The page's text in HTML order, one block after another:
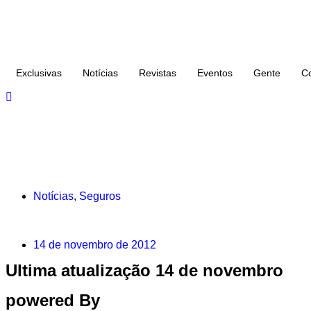
Exclusivas Notícias Revistas Eventos Gente
Notícias, Seguros
14 de novembro de 2012
Ultima atualização 14 de novembro
powered By